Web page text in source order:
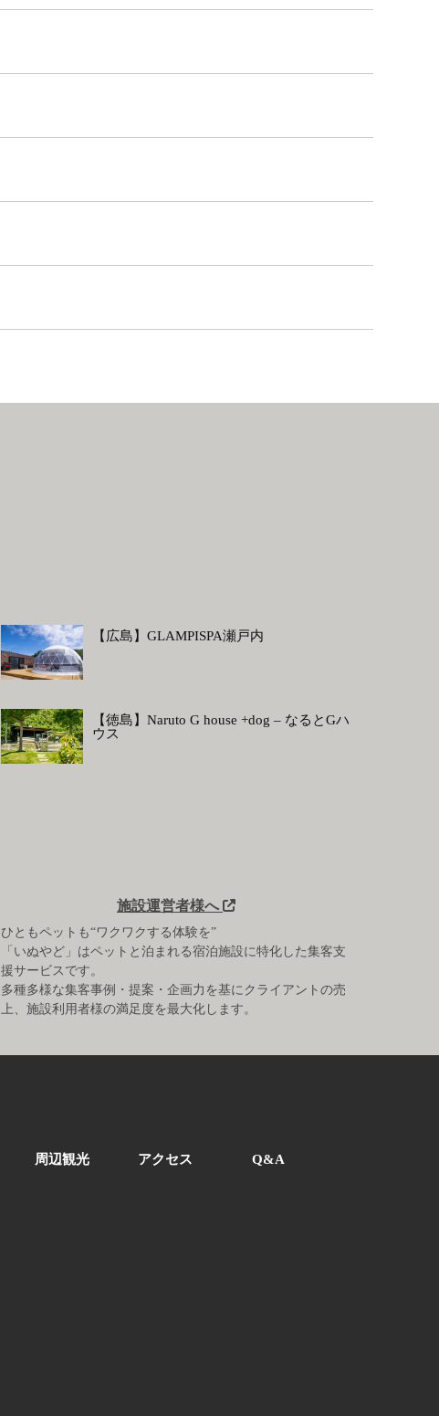
【広島】GLAMPISPA瀬戸内
【徳島】Naruto G house +dog – なるとGハ
ウス
施設運営者様へ
ひともペットも“ワクワクする体験を”
「いぬやど」はペットと泊まれる宿泊施設に特化した集客支
援サービスです。
多種多様な集客事例・提案・企画力を基にクライアントの売
上、施設利用者様の満足度を最大化します。
周辺観光 アクセス Q&A